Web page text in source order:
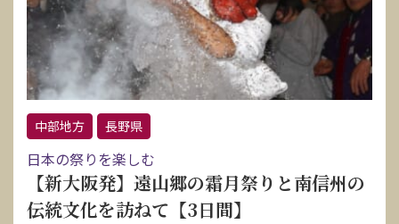
中部地方 長野県
日本の祭りを楽しむ
【新大阪発】遠山郷の霜月祭りと南信州の
伝統文化を訪ねて【3日間】